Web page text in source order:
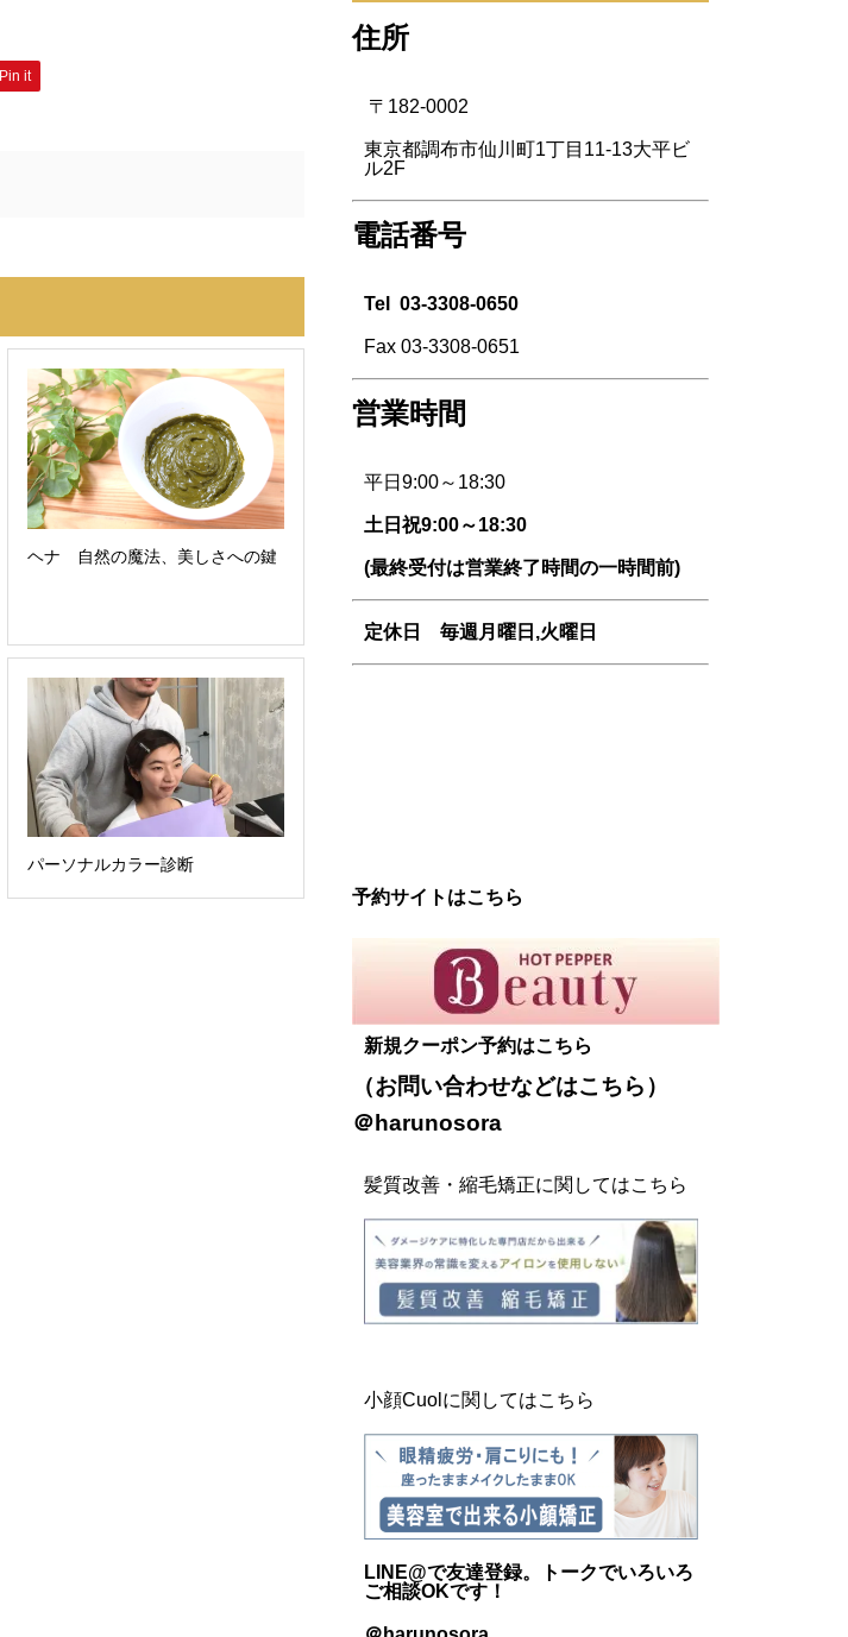
Pin it
ヘナ 自然の魔法、美しさへの鍵
パーソナルカラー診断
住所
〒182-0002
東京都調布市仙川町1丁目11-13大平ビ
ル2F
電話番号
Tel 03-3308-0650
Fax 03-3308-0651
営業時間
平日9:00～18:30
土日祝9:00～18:30
(最終受付は営業終了時間の一時間前)
定休日 毎週 月曜日,火曜日
予約サイトはこちら
新規クーポン予約はこちら
（お問い合わせなどはこちら ）
＠harunosora
髪質改善・縮毛矯正に関してはこちら
小顔Cuolに関してはこちら
LINE@で友達登録。トークでいろいろ
ご相談OKです！